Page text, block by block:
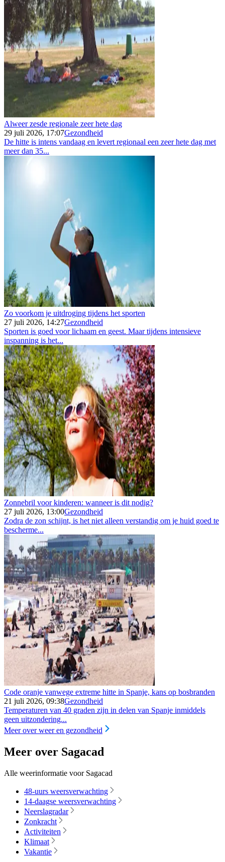
Alweer zesde regionale zeer hete dag
29 juli 2026, 17:07Gezondheid
De hitte is intens vandaag en levert regionaal een zeer hete dag met
meer dan 35...
Zo voorkom je uitdroging tijdens het sporten
27 juli 2026, 14:27Gezondheid
Sporten is goed voor lichaam en geest. Maar tijdens intensieve
inspanning is het...
Zonnebril voor kinderen: wanneer is dit nodig?
27 juli 2026, 13:00Gezondheid
Zodra de zon schijnt, is het niet alleen verstandig om je huid goed te
bescherme...
Code oranje vanwege extreme hitte in Spanje, kans op bosbranden
21 juli 2026, 09:38Gezondheid
Temperaturen van 40 graden zijn in delen van Spanje inmiddels
geen uitzondering...
Meer over weer en gezondheid
Meer over Sagacad
Alle weerinformatie voor Sagacad
48-uurs weersverwachting
14-daagse weersverwachting
Neerslagradar
Zonkracht
Activiteiten
Klimaat
Vakantie